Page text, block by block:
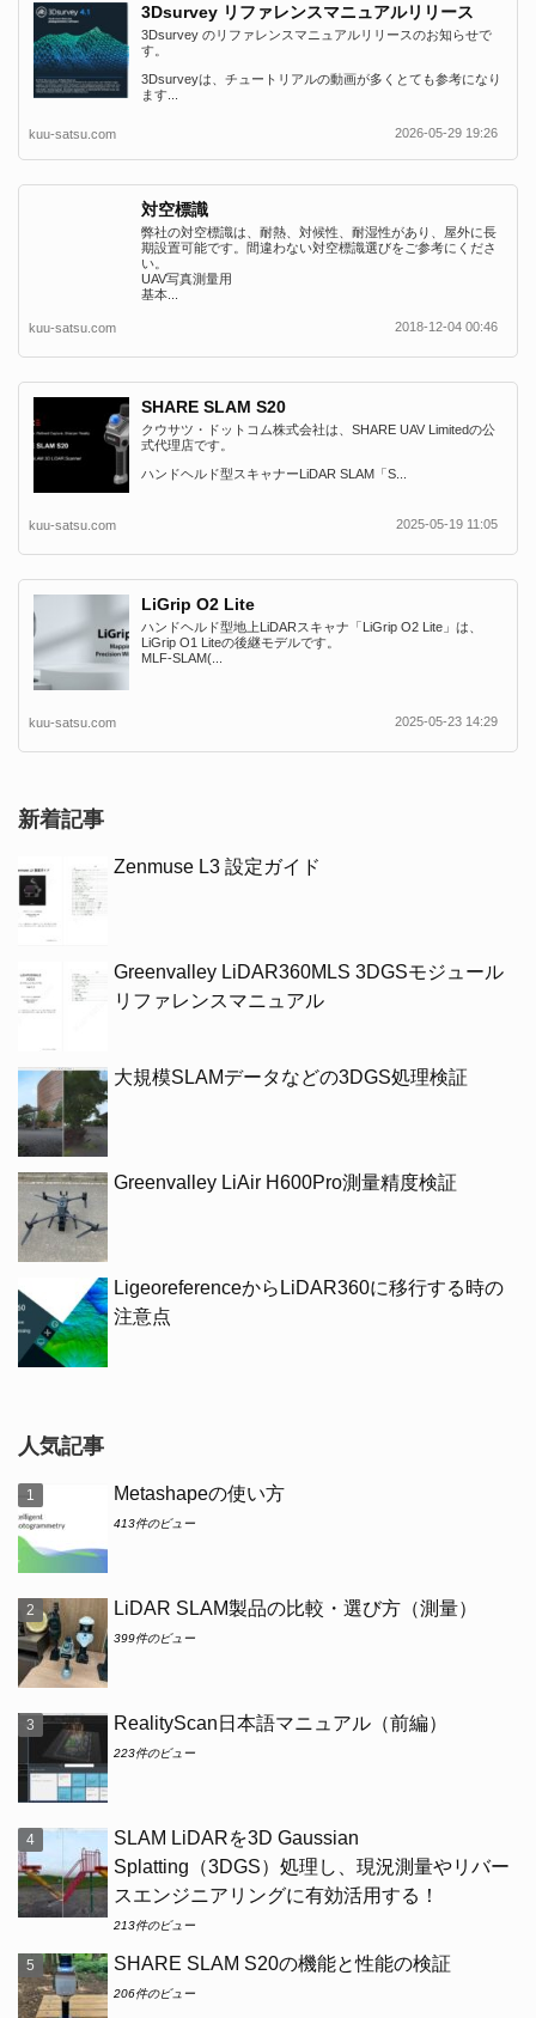
3Dsurvey リファレンスマニュアルリリース
3Dsurvey のリファレンスマニュアルリリースのお知らせで
す。
3Dsurveyは、チュートリアルの動画が多くとても参考になり
ます...
kuu-satsu.com 2026-05-29 19:26
対空標識
弊社の対空標識は、耐熱、対候性、耐湿性があり、屋外に長
期設置可能です。間違わない対空標識選びをご参考にくださ
い。
UAV写真測量用
基本...
kuu-satsu.com 2018-12-04 00:46
SHARE SLAM S20
クウサツ・ドットコム株式会社は、SHARE UAV Limitedの公
式代理店です。
ハンドヘルド型スキャナーLiDAR SLAM「S...
kuu-satsu.com 2025-05-19 11:05
LiGrip O2 Lite
ハンドヘルド型地上LiDARスキャナ「LiGrip O2 Lite」は、
LiGrip O1 Liteの後継モデルです。
MLF-SLAM(...
kuu-satsu.com 2025-05-23 14:29
新着記事
Zenmuse L3 設定ガイド
Greenvalley LiDAR360MLS 3DGSモジュール
リファレンスマニュアル
大規模SLAMデータなどの3DGS処理検証
Greenvalley LiAir H600Pro測量精度検証
LigeoreferenceからLiDAR360に移行する時の
注意点
人気記事
Metashapeの使い方
413件のビュー
LiDAR SLAM製品の比較・選び方（測量）
399件のビュー
RealityScan日本語マニュアル（前編）
223件のビュー
SLAM LiDARを3D Gaussian
Splatting（3DGS）処理し、現況測量やリバー
スエンジニアリングに有効活用する！
213件のビュー
SHARE SLAM S20の機能と性能の検証
206件のビュー